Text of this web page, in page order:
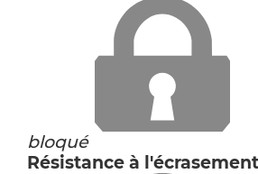
bloqué
Résistance à